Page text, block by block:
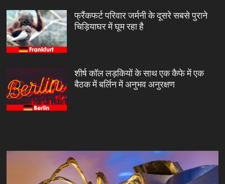
फ्रैंकफर्ट परिवार जर्मनी के दूसरे सबसे पुराने
चिड़ियाघर में घूम रहा है
शीर्ष कॉल लड़कियों के साथ एक कैफे में एक
बैठक में बर्लिन में अनुभव अनुरक्षण